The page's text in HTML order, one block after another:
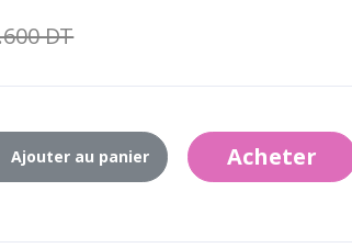
DT
Ajouter au panier
Acheter